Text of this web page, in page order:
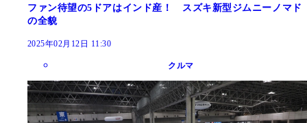
ファン待望の5ドアはインド産！ スズキ新型ジムニーノマド
の全貌
2025年02月12日 11:30
クルマ